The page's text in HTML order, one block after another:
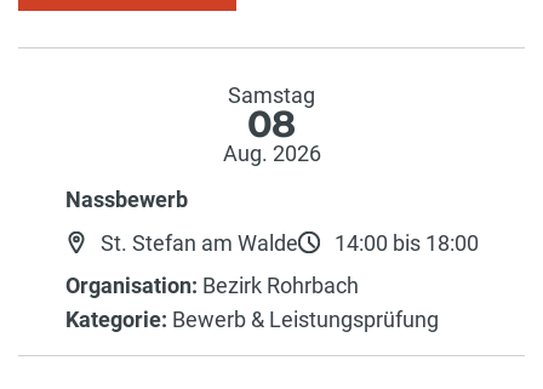
Samstag
08
Aug. 2026
Nassbewerb
St. Stefan am Walde
14:00 bis 18:00
Organisation: Bezirk Rohrbach
Kategorie: Bewerb & Leistungsprüfung